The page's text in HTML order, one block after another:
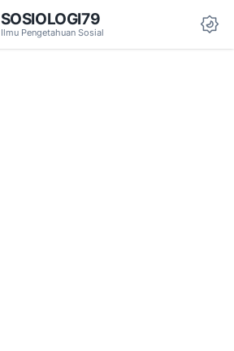
SOSIOLOGI79
Ilmu Pengetahuan Sosial